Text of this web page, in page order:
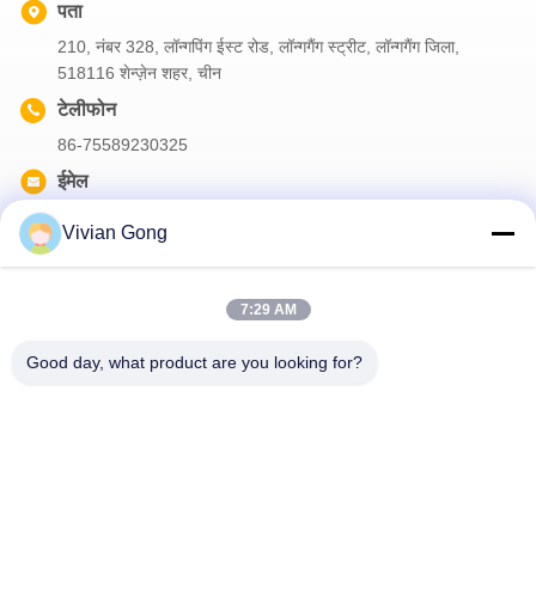
पता
210, नंबर 328, लॉन्गपिंग ईस्ट रोड, लॉन्गगैंग स्ट्रीट, लॉन्गगैंग जिला,
518116 शेन्ज़ेन शहर, चीन
टेलीफोन
86-75589230325
ईमेल
Vivian Gong
7:29 AM
Good day, what product are you looking for?